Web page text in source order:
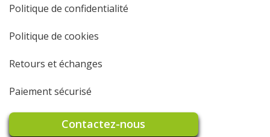
Politique de confidentialité
Politique de cookies
Retours et échanges
Paiement sécurisé
Contactez-nous